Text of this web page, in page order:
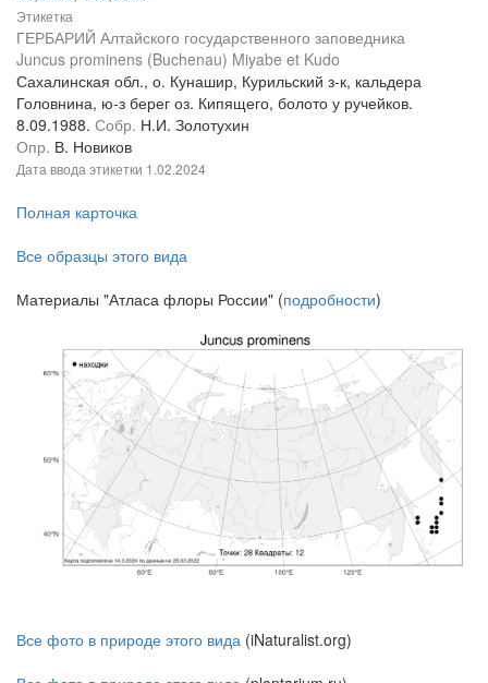
Этикетка
ГЕРБАРИЙ Алтайского государственного заповедника
Juncus prominens (Buchenau) Miyabe et Kudo
Сахалинская обл., о. Кунашир, Курильский з-к, кальдера
Головнина, ю-з берег оз. Кипящего, болото у ручейков.
8.09.1988. Собр. Н.И. Золотухин
Опр. В. Новиков
Дата ввода этикетки 1.02.2024
Полная карточка
Все образцы этого вида
Материалы "Атласа флоры России" (подробности)
Все фото в природе этого вида (iNaturalist.org)